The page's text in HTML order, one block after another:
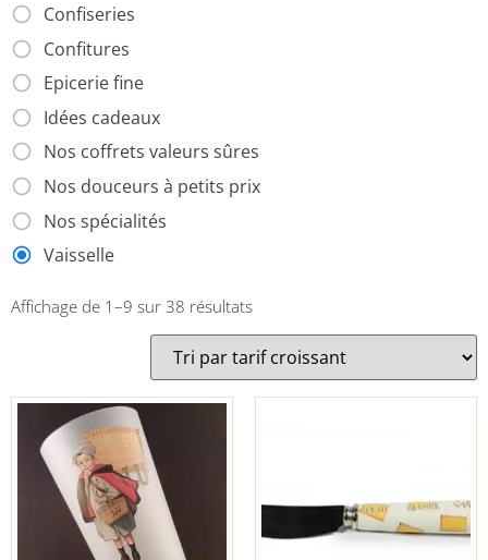
Confiseries
Confitures
Epicerie fine
Idées cadeaux
Nos coffrets valeurs sûres
Nos douceurs à petits prix
Nos spécialités
Vaisselle
Affichage de 1–9 sur 38 résultats